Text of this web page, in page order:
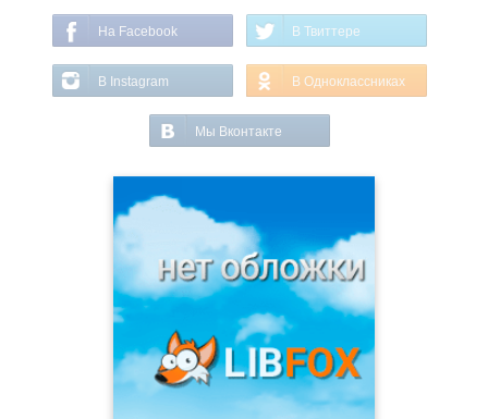
На Facebook В Твиттере
В Instagram В Одноклассниках
Мы Вконтакте